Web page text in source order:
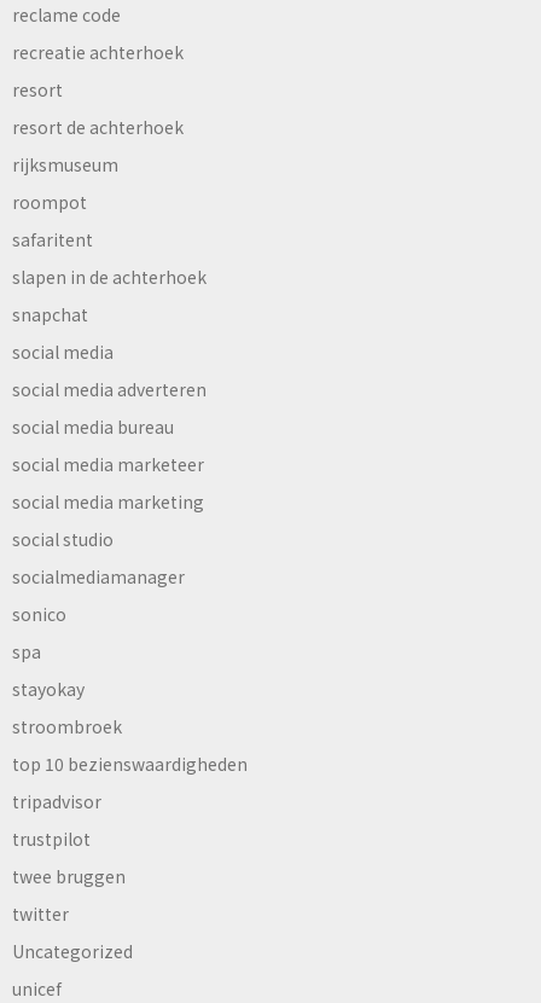
reclame code
recreatie achterhoek
resort
resort de achterhoek
rijksmuseum
roompot
safaritent
slapen in de achterhoek
snapchat
social media
social media adverteren
social media bureau
social media marketeer
social media marketing
social studio
socialmediamanager
sonico
spa
stayokay
stroombroek
top 10 bezienswaardigheden
tripadvisor
trustpilot
twee bruggen
twitter
Uncategorized
unicef